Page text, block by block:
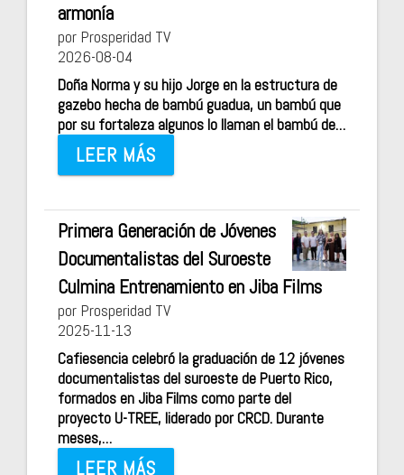
armonía
por Prosperidad TV
2026-08-04
Doña Norma y su hijo Jorge en la estructura de
gazebo hecha de bambú guadua, un bambú que
por su fortaleza algunos lo llaman el bambú de…
LEER MÁS
Primera Generación de Jóvenes
Documentalistas del Suroeste
Culmina Entrenamiento en Jiba Films
por Prosperidad TV
2025-11-13
Cafiesencia celebró la graduación de 12 jóvenes
documentalistas del suroeste de Puerto Rico,
formados en Jiba Films como parte del
proyecto U-TREE, liderado por CRCD. Durante
meses,…
LEER MÁS